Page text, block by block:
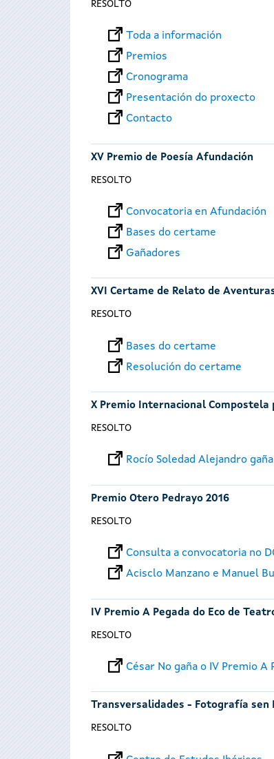
RESOLTO
Toda a información
Premios
Cronograma
Presentación do proxecto
Contacto
XV Premio de Poesía Afundación
RESOLTO
Convocatoria en Afundación
Bases do certame
Gañadores
XVI Certame de Relato de
RESOLTO
Bases do certame
Resolución do certame
X Premio Internacional
RESOLTO
Rocío Soledad Alejandro
Premio Otero Pedrayo 2016
RESOLTO
Consulta a convocatoria no
Acisclo Manzano e Manuel
IV Premio A Pegada do Eco de
RESOLTO
César No gaña o IV Premio
Transversalidades - Fotografía sen
RESOLTO